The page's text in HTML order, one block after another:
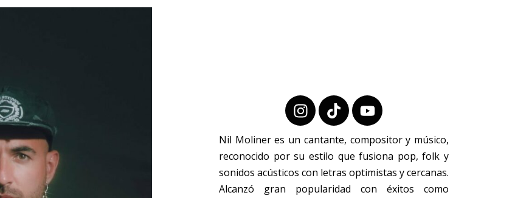
Nil Moliner es un cantante, compositor y músico,
reconocido por su estilo que fusiona pop, folk y
sonidos acústicos con letras optimistas y cercanas.
Alcanzó gran popularidad con éxitos como